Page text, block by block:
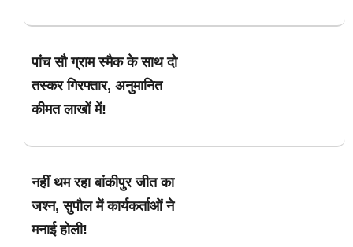
पांच सौ ग्राम स्मैक के साथ दो
तस्कर गिरफ्तार, अनुमानित
कीमत लाखों में!
नहीं थम रहा बांकीपुर जीत का
जश्न, सुपौल में कार्यकर्ताओं ने
मनाई होली!